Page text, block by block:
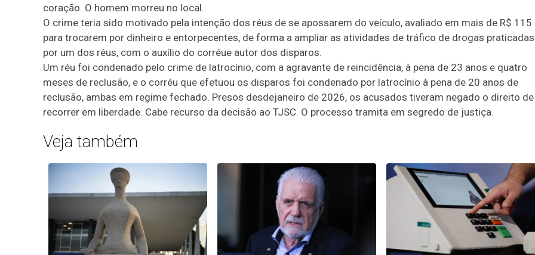
coração. O homem morreu no local.
O crime teria sido motivado pela intenção dos réus de se apossarem do veículo, avaliado em mais de R$ 115
para trocarem por dinheiro e entorpecentes, de forma a ampliar as atividades de tráfico de drogas praticadas
por um dos réus, com o auxílio do corréue autor dos disparos.
Um réu foi condenado pelo crime de latrocínio, com a agravante de reincidência, à pena de 23 anos e quatro
meses de reclusão, e o corréu que efetuou os disparos foi condenado por latrocínio à pena de 20 anos de
reclusão, ambas em regime fechado. Presos desdejaneiro de 2026, os acusados tiveram negado o direito de
recorrer em liberdade. Cabe recurso da decisão ao TJSC. O processo tramita em segredo de justiça.
Veja também